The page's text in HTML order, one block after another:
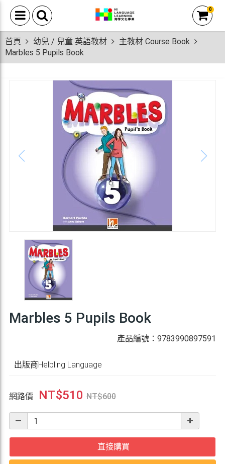
0
首頁 幼兒 / 兒童 英語教材
主教材 Course Book
Marbles 5 Pupils Book
Marbles 5 Pupils Book
產品編號：9783990897591
出版商Helbling Language
網路價 NT$510 NT$600
直接購買